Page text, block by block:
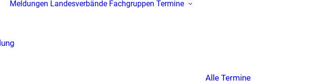
Meldungen Landesverbände Fachgruppen Termine
Alle Termine